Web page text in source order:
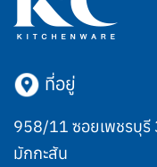
ที่อยู่
958/11 ซอยเพชรบุรี
มักกะสัน